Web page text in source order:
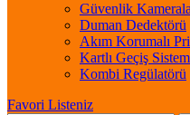
Güvenlik
Duman Dedektörü
Akım Korumalı
Kartlı Geçiş
Kombi Regülatörü
Favori Listeniz